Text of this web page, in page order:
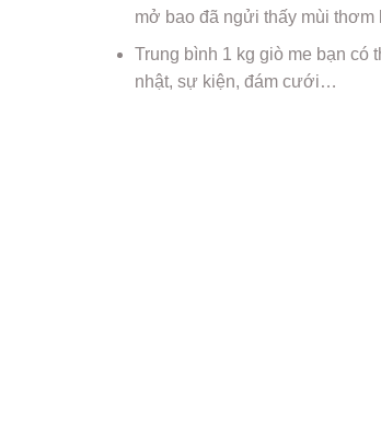
mở bao đã ngửi thấy mùi thơm
Trung bình 1 kg giò me bạn có
nhật, sự kiện, đám cưới…